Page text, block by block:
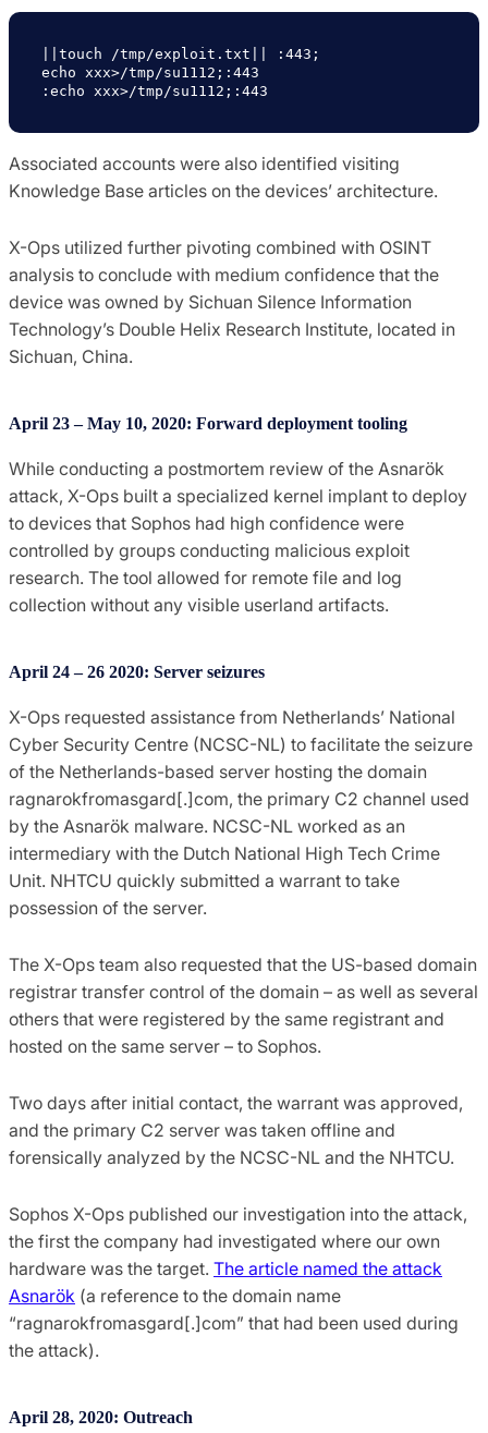
||touch /tmp/exploit.txt|| :443;
echo xxx>/tmp/su1112;:443
:echo xxx>/tmp/su1112;:443
Associated accounts were also identified visiting
Knowledge Base articles on the devices’ architecture.
X-Ops utilized further pivoting combined with OSINT
analysis to conclude with medium confidence that the
device was owned by Sichuan Silence Information
Technology’s Double Helix Research Institute, located in
Sichuan, China.
April 23 – May 10, 2020: Forward deployment tooling
While conducting a postmortem review of the Asnarök
attack, X-Ops built a specialized kernel implant to deploy
to devices that Sophos had high confidence were
controlled by groups conducting malicious exploit
research. The tool allowed for remote file and log
collection without any visible userland artifacts.
April 24 – 26 2020: Server seizures
X-Ops requested assistance from Netherlands’ National
Cyber Security Centre (NCSC-NL) to facilitate the seizure
of the Netherlands-based server hosting the domain
ragnarokfromasgard[.]com, the primary C2 channel used
by the Asnarök malware. NCSC-NL worked as an
intermediary with the Dutch National High Tech Crime
Unit. NHTCU quickly submitted a warrant to take
possession of the server.
The X-Ops team also requested that the US-based domain
registrar transfer control of the domain – as well as several
others that were registered by the same registrant and
hosted on the same server – to Sophos.
Two days after initial contact, the warrant was approved,
and the primary C2 server was taken offline and
forensically analyzed by the NCSC-NL and the NHTCU.
Sophos X-Ops published our investigation into the attack,
the first the company had investigated where our own
hardware was the target. The article named the attack
Asnarök (a reference to the domain name
“ragnarokfromasgard[.]com” that had been used during
the attack).
April 28, 2020: Outreach